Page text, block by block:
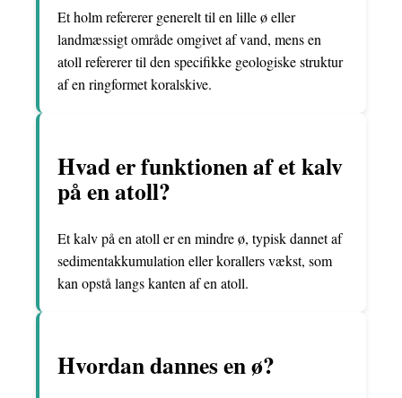
Et holm refererer generelt til en lille ø eller
landmæssigt område omgivet af vand, mens en
atoll refererer til den specifikke geologiske struktur
af en ringformet koralskive.
Hvad er funktionen af et kalv
på en atoll?
Et kalv på en atoll er en mindre ø, typisk dannet af
sedimentakkumulation eller korallers vækst, som
kan opstå langs kanten af en atoll.
Hvordan dannes en ø?